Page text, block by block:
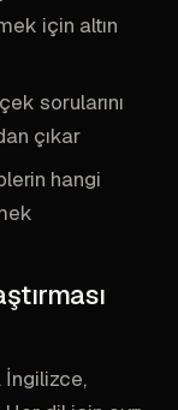
için altın
sorularını
çıkar
hangi
İngilizce,